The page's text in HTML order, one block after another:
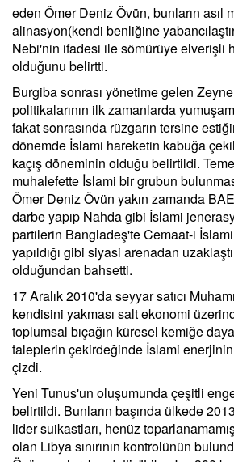
eden Ömer Deniz Övün, bunların asıl
alinasyon(kendi benliğine
Nebi'nin ifadesi ile sömürüye elverişli
olduğunu belirtti.
Burgiba sonrası yönetime gelen
politikalarının ilk zamanlarda
fakat sonrasında rüzgarın tersine
dönemde İslami hareketin kabuğa
kaçış döneminin olduğu belirtildi.
muhalefette İslami bir grubun
Ömer Deniz Övün yakın zamanda
darbe yapıp Nahda gibi İslami
partilerin Bangladeş'te Cemaat-i
yapıldığı gibi siyasi arenadan
olduğundan bahsetti.
17 Aralık 2010'da seyyar satıcı
kendisini yakması salt ekonomi
toplumsal bıçağın küresel kemiğe
taleplerin çekirdeğinde İslami enerjinin
çizdi.
Yeni Tunus'un oluşumunda çeşitli
belirtildi. Bunların başında ülkede
lider suikastları, henüz
olan Libya sınırının kontrolünün